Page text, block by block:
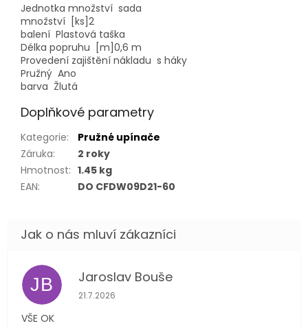
Jednotka množství sada
množství [ks]2
balení Plastová taška
Délka popruhu [m]0,6 m
Provedení zajištění nákladu s háky
Pružný Ano
barva Žlutá
Doplňkové parametry
Kategorie:
Pružné upínače
Záruka:
2 roky
Hmotnost: 1.45 kg
EAN: DO CFDW09D21-60
JB Jaroslav Bouše
Hodnocení obchodu je 5 z 5 hvězdiček.
21.7.2026
VŠE OK